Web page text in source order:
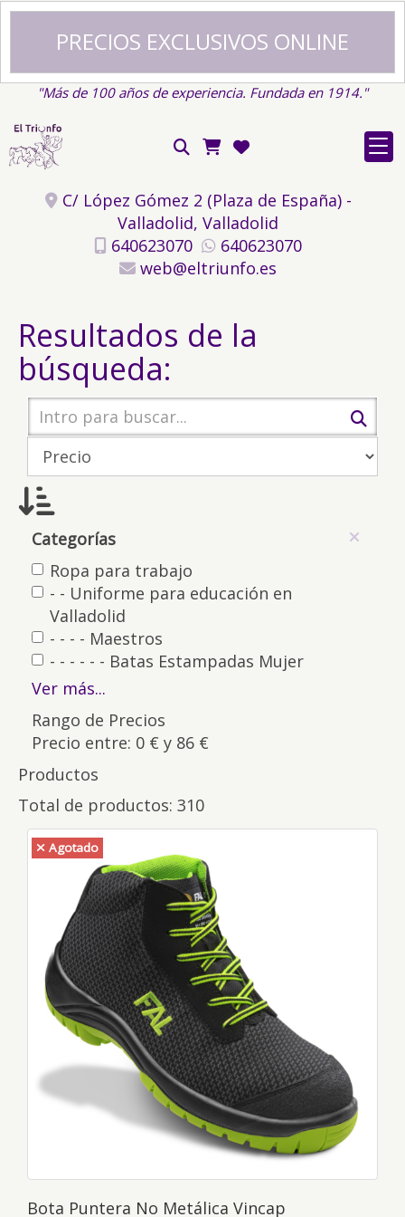
PRECIOS EXCLUSIVOS ONLINE
"Más de 100 años de experiencia. Fundada en 1914."
C/ López Gómez 2 (Plaza de España) -
Valladolid, Valladolid
640623070
640623070
web
eltriunfo.es
Resultados de la
búsqueda:
Categorías
Ropa para trabajo
- - Uniforme para educación en
Valladolid
- - - - Maestros
- - - - - - Batas Estampadas Mujer
Ver más...
Rango de Precios
Precio entre: 0 € y 86 €
Atributos
Talla
Colores casacas
Colores estolas
Colores delantal liso
Colores pantalón unisex
Zueco liso
Colores Batas
Zuecos Abiertos Combinados
Cazadora Alta Visibilidad
Delantales Estampados
Productos
Total de productos: 310
Agotado
Bota Puntera No Metálica Vincap